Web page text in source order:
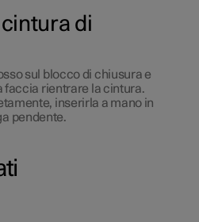
di
sul blocco di chiusura e
faccia rientrare la cintura.
inserirla a mano in
pendente.